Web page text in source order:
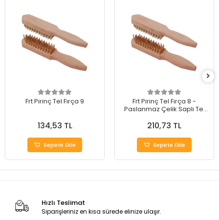
Frt Pirinç Tel Fırça 9
134,53 TL
Sepete Ekle
Frt Pirinç Tel Fırça 8 -
Paslanmaz Çelik Saplı Tel
210,73 TL
Sepete Ekle
Hızlı Teslimat
Siparişleriniz en kısa sürede elinize ulaşır.